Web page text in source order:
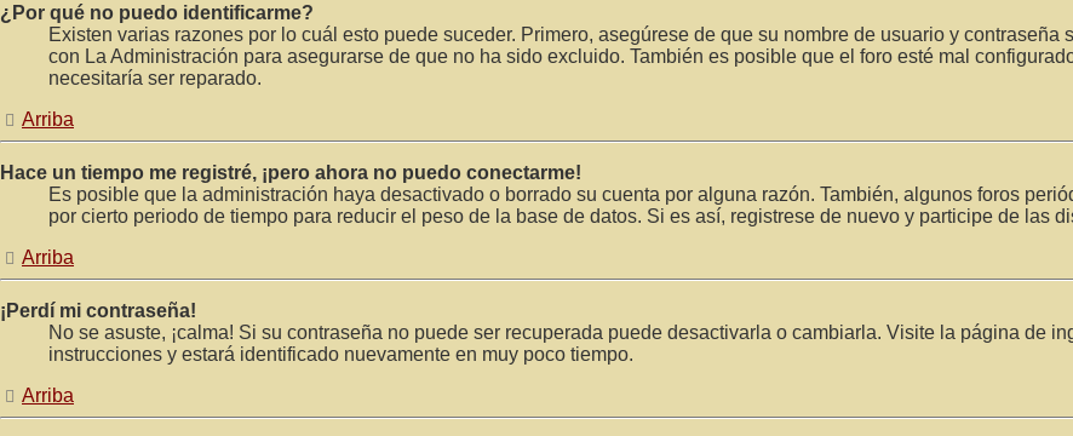
¿Por qué no puedo identificarme?
Existen varias razones por lo cuál esto puede suceder. Primero, asegúrese de que su nombre de usuario y
con La Administración para asegurarse de que no ha sido excluido. También es posible que el foro esté mal
necesitaría ser reparado.
Arriba
Hace un tiempo me registré, ¡pero ahora no puedo conectarme!
Es posible que la administración haya desactivado o borrado su cuenta por alguna razón. También, algunos foros
por cierto periodo de tiempo para reducir el peso de la base de datos. Si es así, registrese de nuevo y participe de las
Arriba
¡Perdí mi contraseña!
No se asuste, ¡calma! Si su contraseña no puede ser recuperada puede desactivarla o cambiarla. Visite la página de
instrucciones y estará identificado nuevamente en muy poco tiempo.
Arriba